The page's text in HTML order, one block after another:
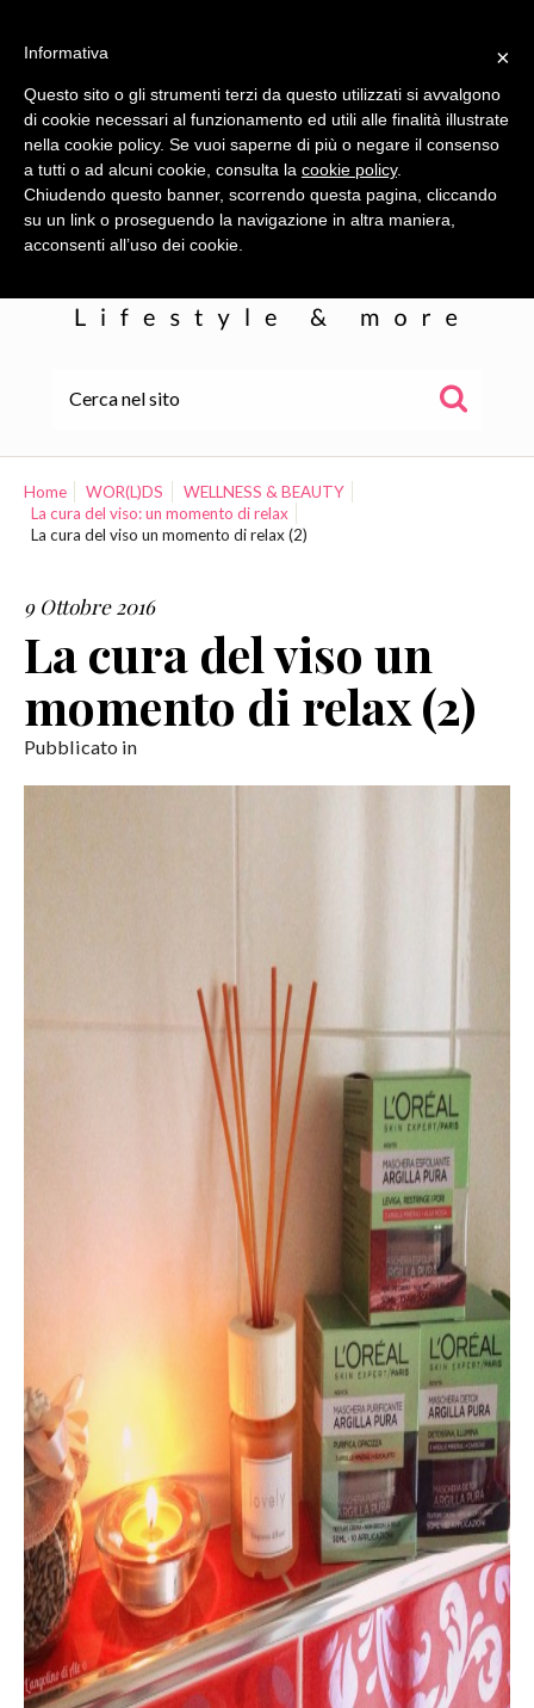
WOR(L)DS
COLLABORAZIONI
CONTATTI
Home WOR(L)DS
WELLNESS & BEAUTY
La cura del viso: un momento di relax
La cura del viso un momento di relax (2)
9 Ottobre 2016
La cura del viso un
momento di relax (2)
Pubblicato in
×
Informativa
Questo sito o gli strumenti terzi da questo utilizzati si avvalgono
di cookie necessari al funzionamento ed utili alle finalità illustrate
nella cookie policy. Se vuoi saperne di più o negare il consenso
a tutti o ad alcuni cookie, consulta la cookie policy.
Chiudendo questo banner, scorrendo questa pagina, cliccando
su un link o proseguendo la navigazione in altra maniera,
acconsenti all’uso dei cookie.